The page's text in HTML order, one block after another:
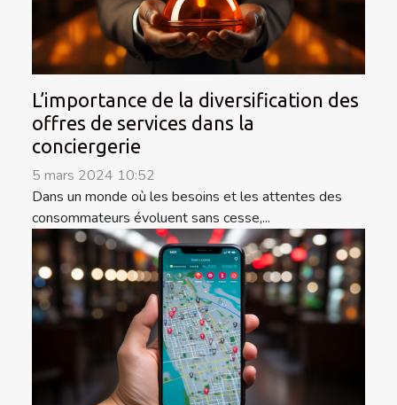
L’importance de la diversification des
offres de services dans la
conciergerie
5 mars 2024 10:52
Dans un monde où les besoins et les attentes des
consommateurs évoluent sans cesse,...